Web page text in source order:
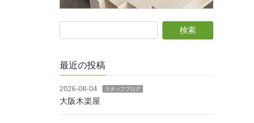
最近の投稿
2026-08-04 スタッフブログ
大阪木楽屋